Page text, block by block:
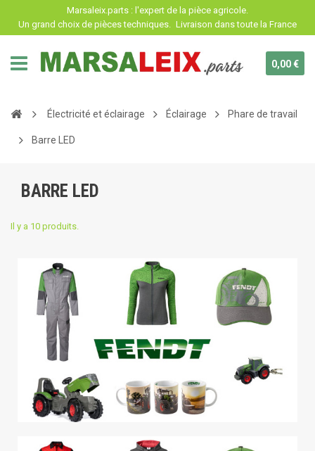
Marsaleix.parts : l'expert de la pièce agricole.
Un grand choix de pièces techniques. Livraison dans toute la France
0,00 €
Électricité et éclairage Éclairage Phare de travail
Barre LED
BARRE LED
Il y a 10 produits.
Panneau de gestion des cookies